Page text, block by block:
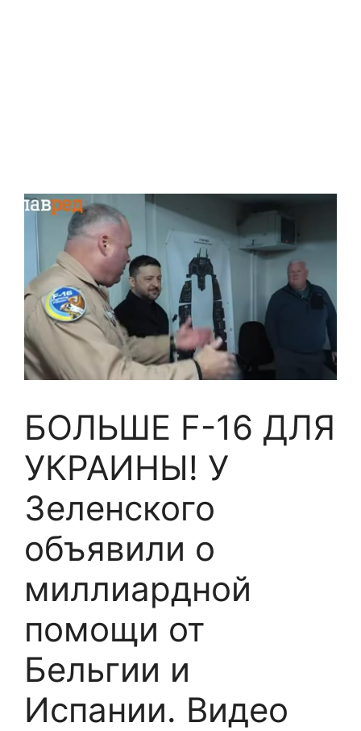
БОЛЬШЕ F-16 ДЛЯ
УКРАИНЫ! У
Зеленского
объявили о
миллиардной
помощи от
Бельгии и
Испании. Видео